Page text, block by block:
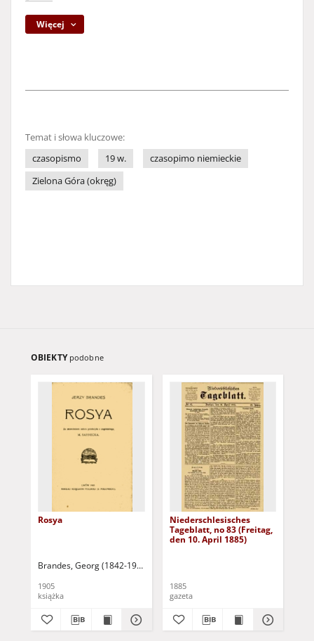
Więcej
Temat i słowa kluczowe:
czasopismo
19 w.
czasopimo niemieckie
Zielona Góra (okręg)
OBIEKTY podobne
Rosya
Brandes, Georg (1842-1927)
1905
książka
Niederschlesisches
Tageblatt, no 83 (Freitag,
den 10. April 1885)
1885
gazeta